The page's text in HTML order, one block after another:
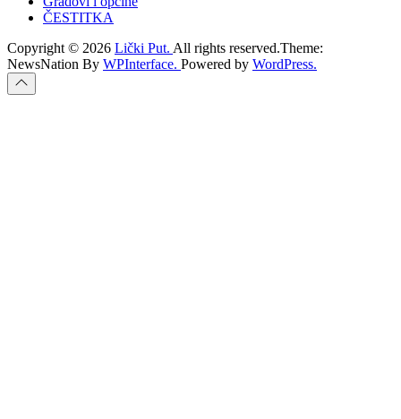
ČESTITKA
Copyright © 2026 Lički Put. All rights reserved.Theme:
NewsNation By WPInterface. Powered by WordPress.